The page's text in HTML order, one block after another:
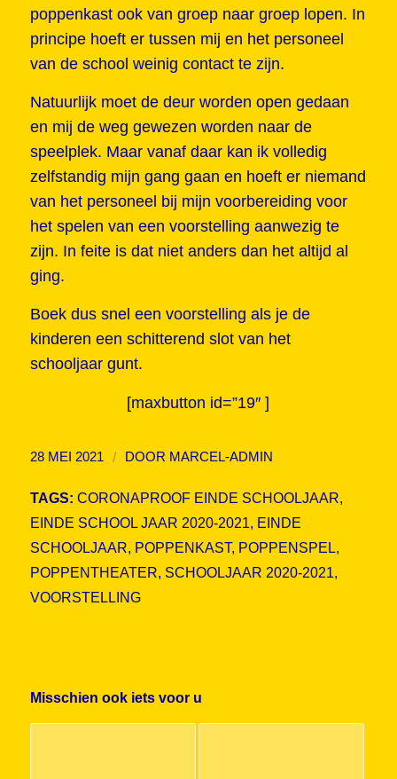
poppenkast ook van groep naar groep lopen. In
principe hoeft er tussen mij en het personeel
van de school weinig contact te zijn.
Natuurlijk moet de deur worden open gedaan
en mij de weg gewezen worden naar de
speelplek. Maar vanaf daar kan ik volledig
zelfstandig mijn gang gaan en hoeft er niemand
van het personeel bij mijn voorbereiding voor
het spelen van een voorstelling aanwezig te
zijn. In feite is dat niet anders dan het altijd al
ging.
Boek dus snel een voorstelling als je de
kinderen een schitterend slot van het
schooljaar gunt.
[maxbutton id=”19″ ]
28 MEI 2021 / DOOR MARCEL-ADMIN
TAGS: CORONAPROOF EINDE SCHOOLJAAR,
EINDE SCHOOL JAAR 2020-2021, EINDE
SCHOOLJAAR, POPPENKAST, POPPENSPEL,
POPPENTHEATER, SCHOOLJAAR 2020-2021,
VOORSTELLING
Misschien ook iets voor u